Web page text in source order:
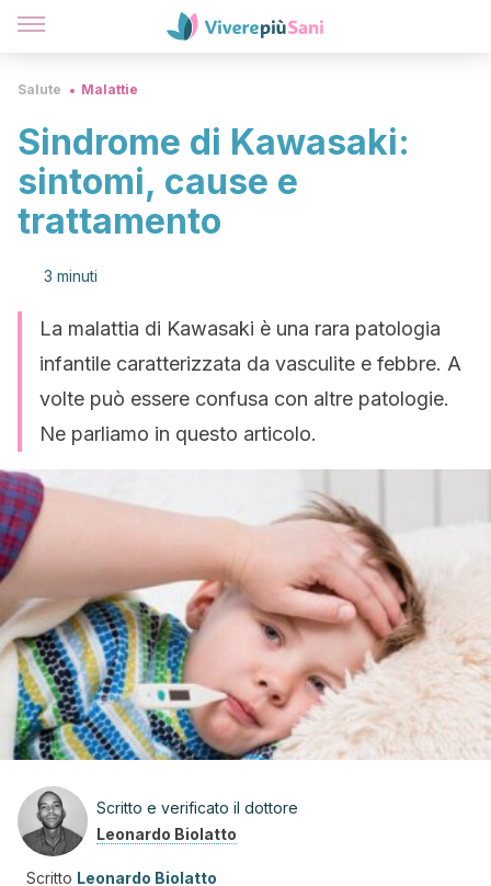
Salute Malattie
Sindrome di Kawasaki:
sintomi, cause e
trattamento
3 minuti
La malattia di Kawasaki è una rara patologia
infantile caratterizzata da vasculite e febbre. A
volte può essere confusa con altre patologie.
Ne parliamo in questo articolo.
Scritto e verificato il dottore
Leonardo Biolatto
Scritto Leonardo Biolatto